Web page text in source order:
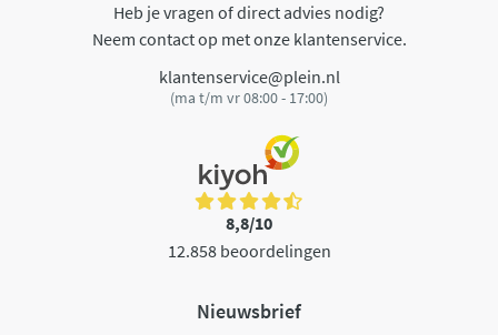
Heb je vragen of direct advies nodig?
Neem contact op met onze klantenservice.
klantenservice@plein.nl
(ma t/m vr 08:00 - 17:00)
8,8/10
12.858 beoordelingen
Nieuwsbrief